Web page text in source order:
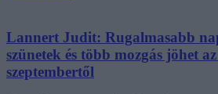
Lannert Judit: Rugalmasabb
szünetek és több mozgás jöhet
szeptembertől